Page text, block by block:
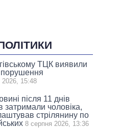
ТЦК виявили
порушення
2026, 15:48
після 11 днів
затримали чоловіка,
стрілянину по
8 серпня 2026, 13:36